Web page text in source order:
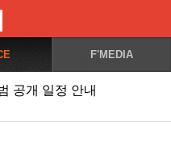
F'MEDIA
공개 일정 안내